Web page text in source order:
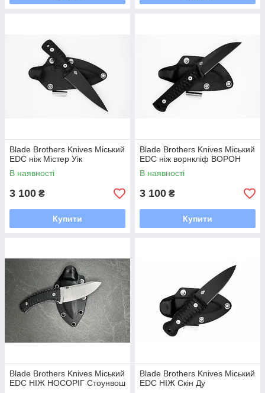
Blade Brothers Knives Міський
EDC ніж Містер Уік
В наявності
3 100 ₴
Купити
Blade Brothers Knives Міський
EDC ніж ворнкліф ВОРОН
В наявності
3 100 ₴
Купити
Blade Brothers Knives Міський
EDC НІЖ НОСОРІГ Стоунвош
Blade Brothers Knives Міський
EDC НІЖ Скін Ду